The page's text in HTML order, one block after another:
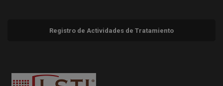
Registro de Actividades de Tratamiento